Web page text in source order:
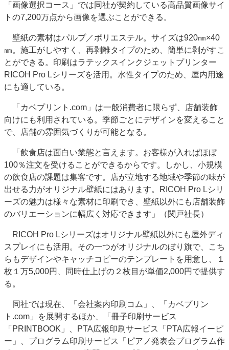
「画像選択コース」では同社が契約している高品質画像サイ
トの7,200万点から画像を選ぶことができる。
壁紙の素材はパルプ／ポリエステル。サイズは920㎜×40
㎜。施工がしやすく、再剥離タイプのため、簡単に剥がすこ
とができる。印刷はラテックスインクジェットプリンター
RICOH Pro Lシリーズを活用。水性タイプのため、屋内用途
にも適している。
「カベプリント.com」は一般消費者に限らず、店舗装飾
向けにも利用されている。季節ごとにデザインを変えること
で、店舗の雰囲気づくりが可能となる。
「飲食店は面白い業態と言えます。お客様が入ればほぼ
100％注文を受けることができるからです。しかし、小規模
の飲食店の課題は集客です。店が立地する地域や季節の味が
出せる力がオリジナル壁紙にはあります。RICOH Pro Lシリ
ーズの魅力は様々な素材に印刷でき、壁紙以外にも店舗装飾
のバリエーションに幅広く対応できます」（関戸社長）
RICOH Pro Lシリーズはオリジナル壁紙以外にも屋外ディ
スプレイにも活用。その一つがオリジナルのぼり旗で、こち
らもデザインやキャッチコピーのテンプレートを用意し、１
枚１万5,000円、同時仕上げの２枚目が単価2,000円で提供す
る。
同社では現在、「会社案内印刷コム」、「カベプリン
ト.com」を展開するほか、「冊子印刷サービス
「PRINTBOOK」、PTA広報印刷サービス「PTA広報イーピ
ー」、プログラム印刷サービス「ピアノ発表会プログラム作